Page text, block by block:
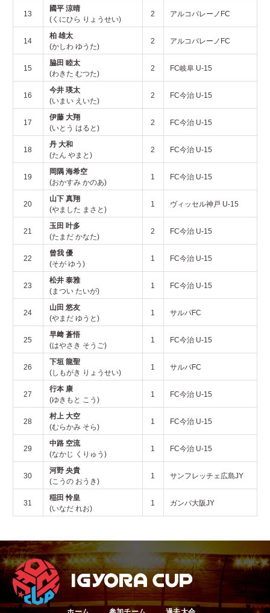
13
國平 涼晴
(くにひら りょうせい)
2 アルコバレーノFC
14
柏 雄太
(かしわ ゆうた)
2 アルコバレーノFC
15
脇田 睦太
(わきた むつた)
2 FC岐阜 U-15
16
今井 瑛太
(いまい えいた)
2 FC今治 U-15
17
伊藤 大翔
(いとう はると)
2 FC今治 U-15
18
丹 大和
(たん やまと)
2 FC今治 U-15
19
岡隅 海希空
(おかすみ かのあ)
1 FC今治 U-15
20
山下 真翔
(やました まさと)
1 ヴィッセル神戸 U-15
21
玉田 叶多
(たまだ かなた)
2 FC今治 U-15
22
曾我 優
(そが ゆう)
1 FC今治 U-15
23
松井 泰雅
(まつい たいが)
1 FC今治 U-15
24
山田 悠友
(やまだ ゆうと)
1 サルパFC
25
早﨑 蒼悟
(はやさき そうご)
1 FC今治 U-15
26
下垣 龍聖
(しもがき りょうせい)
1 サルパFC
27
行本 康
(ゆきもと こう)
1 FC今治 U-15
28
村上 大空
(むらかみ そら)
1 FC今治 U-15
29
中路 空流
(なかじ くりゅう)
1 FC今治 U-15
30
河野 央貴
(こうの おうき)
1 サンフレッチェ広島JY
31
稲田 怜皇
(いなだ れお)
1 ガンバ大阪JY